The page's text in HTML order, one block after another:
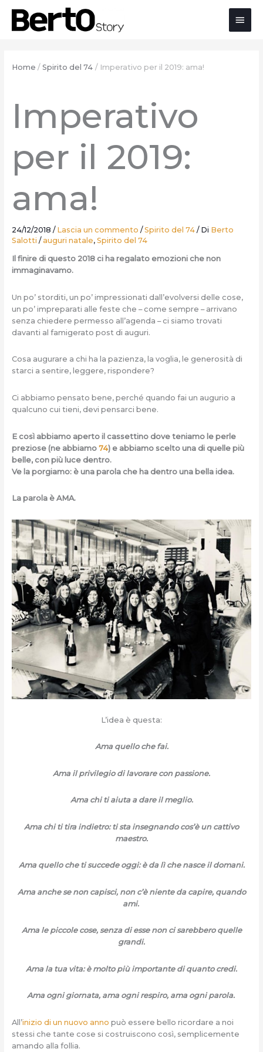
contenuto
navigazione
contenuto
Home Spirito del 74 Imperativo per il 2019: ama!
Imperativo
per il 2019:
ama!
24/12/2018 / Lascia un commento /Spirito del 74/ Di Berto
Salotti / auguri natale, Spirito del 74
Il finire di questo 2018 ci ha regalato emozioni che non
immaginavamo.
Un po’ storditi, un po’ impressionati dall’evolversi delle cose,
un po’ impreparati alle feste che – come sempre – arrivano
senza chiedere permesso all’agenda – ci siamo trovati
davanti al famigerato post di auguri.
Cosa augurare a chi ha la pazienza, la voglia, le generosità di
starci a sentire, leggere, rispondere?
Ci abbiamo pensato bene, perché quando fai un augurio a
qualcuno cui tieni, devi pensarci bene.
E così abbiamo aperto il cassettino dove teniamo le perle
preziose (ne abbiamo 74) e abbiamo scelto una di quelle più
belle, con più luce dentro.
Ve la porgiamo: è una parola che ha dentro una bella idea.
La parola è AMA.
L’idea è questa:
Ama quello che fai.
Ama il privilegio di lavorare con passione.
Ama chi ti aiuta a dare il meglio.
Ama chi ti tira indietro: ti sta insegnando cos’è un cattivo
maestro.
Ama quello che ti succede oggi: è da lì che nasce il domani.
Ama anche se non capisci, non c’è niente da capire, quando
ami.
Ama le piccole cose, senza di esse non ci sarebbero quelle
grandi.
Ama la tua vita: è molto più importante di quanto credi.
Ama ogni giornata, ama ogni respiro, ama ogni parola.
All’inizio di un nuovo anno può essere bello ricordare a noi
stessi che tante cose si costruiscono così, semplicemente
amando alla follia.